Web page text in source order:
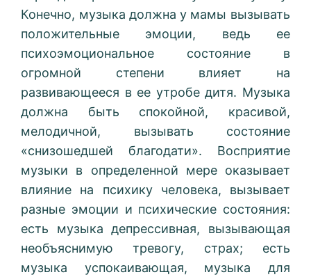
Конечно, музыка должна у мамы вызывать
положительные эмоции, ведь ее
психоэмоциональное состояние в
огромной степени влияет на
развивающееся в ее утробе дитя. Музыка
должна быть спокойной, красивой,
мелодичной, вызывать состояние
«снизошедшей благодати». Восприятие
музыки в определенной мере оказывает
влияние на психику человека, вызывает
разные эмоции и психические состояния:
есть музыка депрессивная, вызывающая
необъяснимую тревогу, страх; есть
музыка успокаивающая, музыка для